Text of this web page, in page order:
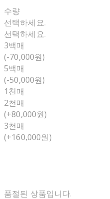
수량
선택하세요.
선택하세요.
3백매
(-70,000원)
5백매
(-50,000원)
1천매
2천매
(+80,000원)
3천매
(+160,000원)
품절된 상품입니다.